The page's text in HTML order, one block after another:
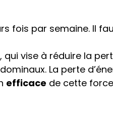
fois par semaine. Il
, qui vise à réduire la
La perte
efficace de cette